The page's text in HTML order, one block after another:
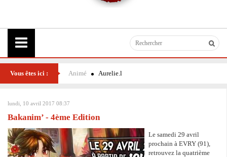
Vous êtes ici : Animé Aurelie.l
lundi, 10 avril 2017 08:37
Bakanim’ - 4ème Edition
Le samedi 29 avril
prochain à EVRY (91),
retrouvez la quatrième